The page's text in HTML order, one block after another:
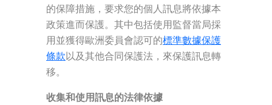
的保障措施，要求您的個人訊息將依據本
政策進而保護。其中包括使用監督當局採
用並獲得歐洲委員會認可的標準數據保護
條款以及其他合同保護法，來保護訊息轉
移。
收集和使用訊息的法律依據